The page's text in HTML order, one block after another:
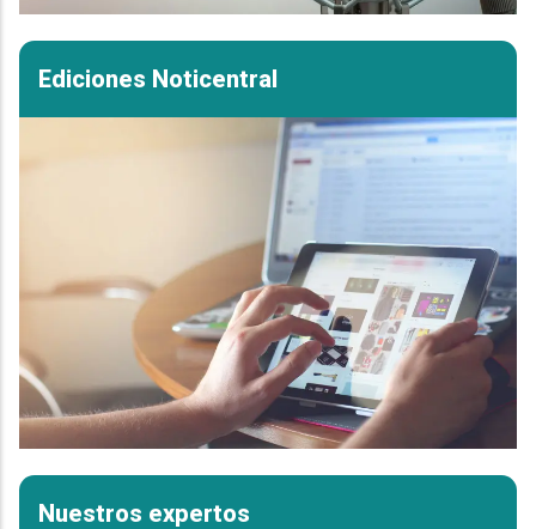
Ediciones Noticentral
Nuestros expertos